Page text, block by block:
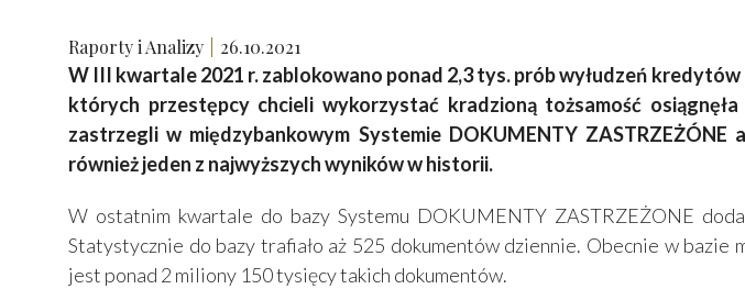
Raporty i Analizy 26.10.2021
W III kwartale 2021 r. zablokowano ponad 2,3 tys. prób wyłudzeń
których przestępcy chcieli wykorzystać kradzioną tożsamość
zastrzegli w międzybankowym Systemie DOKUMENTY
również jeden z najwyższych wyników w historii.
W ostatnim kwartale do bazy Systemu DOKUMENTY ZASTRZEŻONE
Statystycznie do bazy trafiało aż 525 dokumentów dziennie. Obecnie w bazie
jest ponad 2 miliony 150 tysięcy takich dokumentów.